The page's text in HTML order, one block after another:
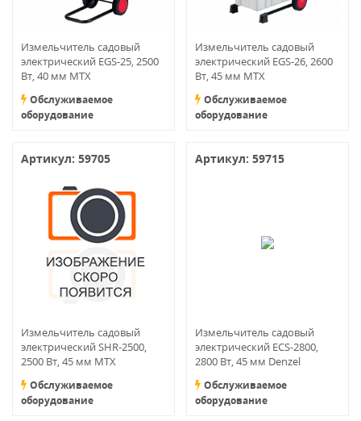
Измельчитель садовый
электрический EGS-25, 2500
Вт, 40 мм MTX
Обслуживаемое
оборудование
Измельчитель садовый
электрический EGS-26, 2600
Вт, 45 мм MTX
Обслуживаемое
оборудование
Артикул: 59705
Измельчитель садовый
электрический SHR-2500,
2500 Вт, 45 мм MTX
Обслуживаемое
оборудование
Артикул: 59715
Измельчитель садовый
электрический ECS-2800,
2800 Вт, 45 мм Denzel
Обслуживаемое
оборудование